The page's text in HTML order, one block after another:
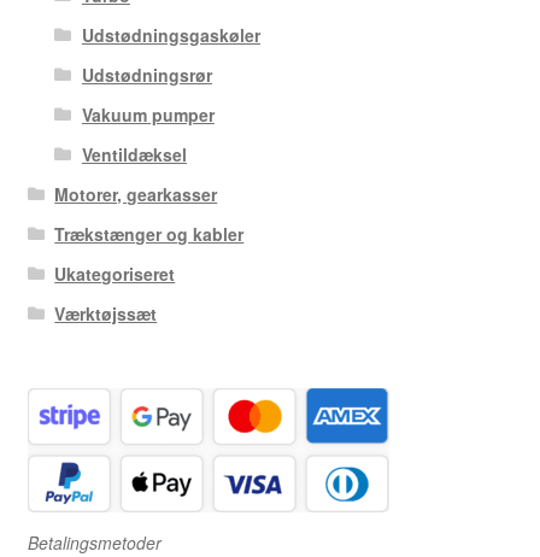
Udstødningsgaskøler
Udstødningsrør
Vakuum pumper
Ventildæksel
Motorer, gearkasser
Trækstænger og kabler
Ukategoriseret
Værktøjssæt
Betalingsmetoder